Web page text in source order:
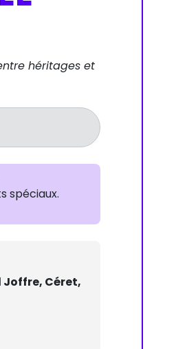
héritages et
spéciaux.
Joffre, Céret,